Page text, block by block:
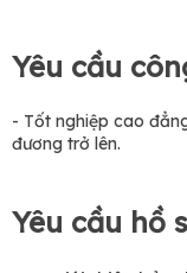
Yêu cầu
- Tốt nghiệp cao
đương trở lên.
Yêu cầu hồ